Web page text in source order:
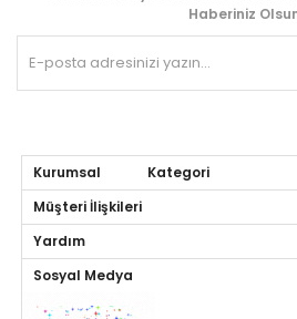
Haberiniz
Kurumsal Kategori
Müşteri İlişkileri
Yardım
Sosyal Medya